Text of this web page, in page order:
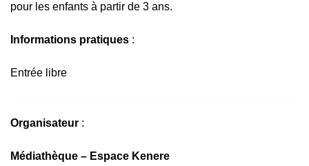
pour les enfants à partir de 3 ans.
Informations pratiques :
Entrée libre
Organisateur :
Médiathèque – Espace Kenere